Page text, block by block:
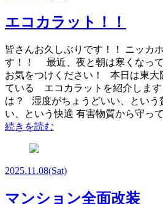
エコカラット！！
皆さんお久しぶりです！！ ニッカ
す！！ 最近、夜と朝は寒くなっ
お気をつけください！ 本日は東大
ている エコカラットを紹介しま
は？ 湿度がちょうどいい、という
い、という快適 有害物質から守って
続きを読む
2025.11.08(Sat)
マンション全面改装